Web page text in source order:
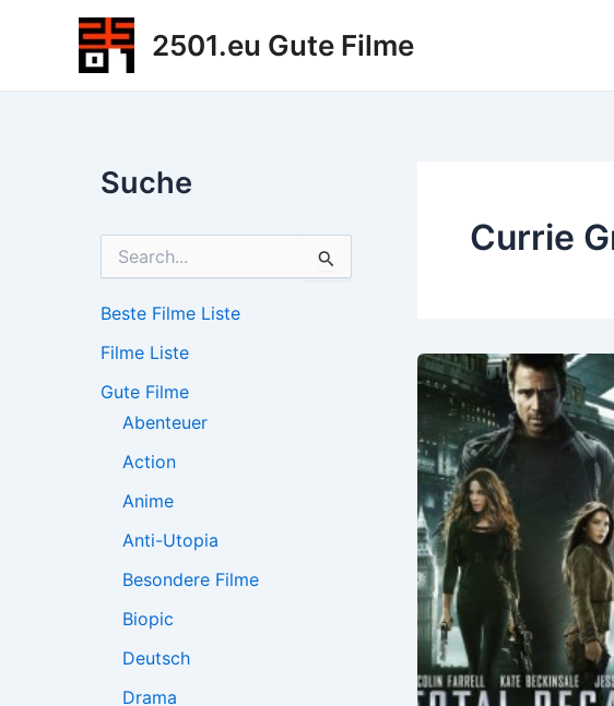
2501.eu Gute Filme
Suche
h
n
a
Beste Filme Liste
Filme Liste
Gute Filme
Abenteuer
Action
Anime
Anti-Utopia
Besondere Filme
Biopic
Deutsch
Drama
Currie